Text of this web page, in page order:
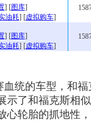
] [图库]
油耗] [虚拟购车]
] [图库]
油耗] [虚拟购车]
统的车型，和福
示了和福克斯相
心轮胎的抓地性